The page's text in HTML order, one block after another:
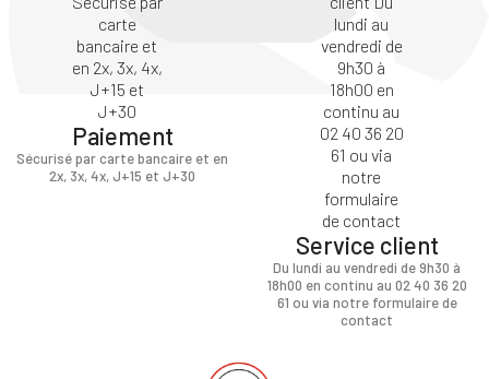
Paiement
Sécurisé par carte bancaire et en
2x, 3x, 4x, J+15 et J+30
Service client
Du lundi au vendredi de 9h30 à
18h00 en continu au 02 40 36 20
61 ou via notre formulaire de
contact